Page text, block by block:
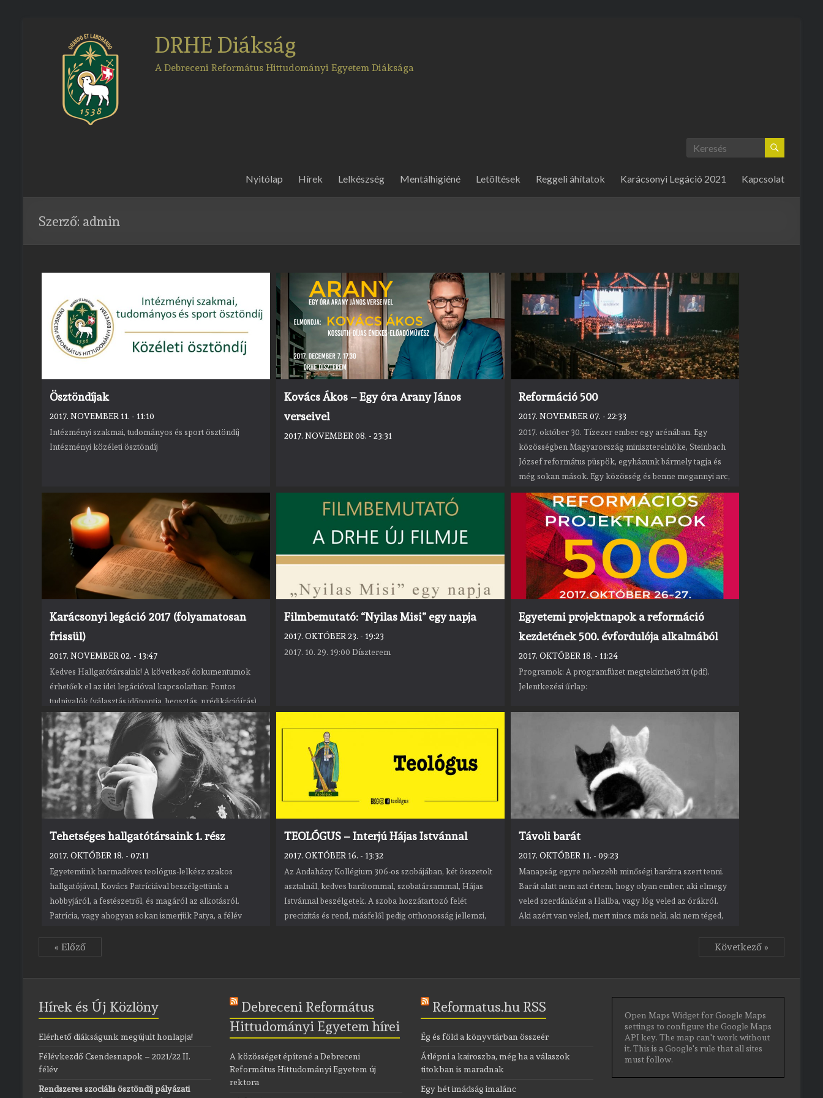
DRHE Diákság
A Debreceni Református Hittudományi Egyetem Diáksága
Nyitólap Hírek Lelkészség Mentálhigiéné Letöltések Reggeli áhítatok Karácsonyi Legáció 2021 Kapcsolat
Szerző: admin
Ösztöndíjak
2017. NOVEMBER 11. - 11:10
Intézményi szakmai, tudományos és sport ösztöndíj
Intézményi közéleti ösztöndíj
Kovács Ákos – Egy óra Arany János
verseivel
2017. NOVEMBER 08. - 23:31
Reformáció 500
2017. NOVEMBER 07. - 22:33
2017. október 30. Tízezer ember egy arénában. Egy
közösségben Magyarország miniszterelnöke, Steinbach
József református püspök, egyházunk bármely tagja és
még sokan mások. Egy közösség és benne megannyi arc,
külön-külön élettörténettel. Mégis van egy közös pont,
ami összeköti őket: Együtt szeretnének
Karácsonyi legáció 2017 (folyamatosan
frissül)
2017. NOVEMBER 02. - 13:47
Kedves Hallgatótársaink! A következő dokumentumok
érhetőek el az idei legációval kapcsolatban: Fontos
tudnivalók (választás időpontja, beosztás, prédikációírás)
Legációs Szabályzat (2017. május 9.) Választási sorrend
(javított V3!) Legációs helyek listája (v3) Legációs lista –
választást követő Karácsonyi prédikációk felmondása (a
futás
Filmbemutató: “Nyilas Misi” egy napja
2017. OKTÓBER 23. - 19:23
2017. 10. 29. 19:00 Díszterem
Egyetemi projektnapok a reformáció
kezdetének 500. évfordulója alkalmából
2017. OKTÓBER 18. - 11:24
Programok: A programfüzet megtekinthető itt (pdf).
Jelentkezési űrlap:
Tehetséges hallgatótársaink 1. rész
2017. OKTÓBER 18. - 07:11
Egyetemünk harmadéves teológus-lelkész szakos
hallgatójával, Kovács Patríciával beszélgettünk a
hobbyjáról, a festészetről, és magáról az alkotásról.
Patrícia, vagy ahogyan sokan ismerjük Patya, a félév
szíved” programsorozat keretében. A díjátadással egy
TEOLÓGUS – Interjú Hájas Istvánnal
2017. OKTÓBER 16. - 13:32
Az Andaházy Kollégium 306-os szobájában, két összetolt
asztalnál, kedves barátommal, szobatársammal, Hájas
Istvánnal beszélgetek. A szoba hozzátartozó felét
precizitás és rend, másfelől pedig otthonosság jellemzi,
Távoli barát
2017. OKTÓBER 11. - 09:23
Manapság egyre nehezebb minőségi barátra szert tenni.
Barát alatt nem azt értem, hogy olyan ember, aki elmegy
veled szerdánként a Hallba, vagy lóg veled az órákról.
Aki azért van veled, mert nincs más neki, aki nem téged,
« Előző Következő »
Hírek és Új Közlöny
Elérhető diákságunk megújult honlapja!
Félévkezdő Csendesnapok – 2021/22 II.
félév
Rendszeres szociális ösztöndíj pályázati
Debreceni Református
Hittudományi Egyetem hírei
A közösséget építené a Debreceni
Református Hittudományi Egyetem új
rektora
Reformatus.hu RSS
Ég és föld a könyvtárban összeér
Átlépni a kairoszba, még ha a válaszok
titokban is maradnak
Egy hét imádság imalánc
Open Maps Widget for Google Maps
settings to configure the Google Maps
API key. The map can't work without
it. This is a Google's rule that all sites
must follow.